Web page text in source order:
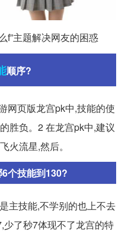
f”主题解决网友的困惑
顺序?
网页版龙宫pk中,技能的使
胜负。2 在龙宫pk中,建议
火流星,然后。
个技能到130?
主技能,不学别的也上不去
了秒7体现不了龙宫的特